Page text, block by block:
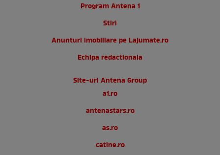
Program Antena 1
Stiri
Anunturi imobiliare pe Lajumate.ro
Echipa redactionala
Site-uri Antena Group
a1.ro
antenastars.ro
as.ro
catine.ro